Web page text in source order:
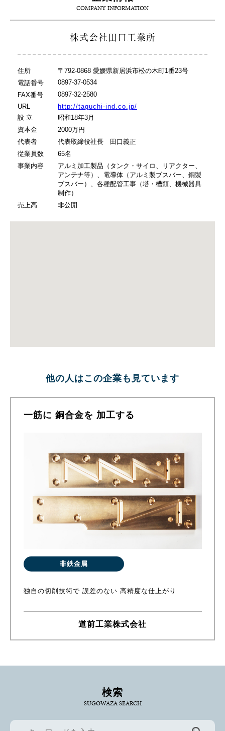
COMPANY INFORMATION
株式会社田口工業所
住所
〒792-0868 愛媛県新居浜市松の木町1番23号
電話番号
0897-37-0534
FAX番号
0897-32-2580
URL
http://taguchi-ind.co.jp/
設 立
昭和18年3月
資本金
2000万円
代表者
代表取締役社長 田口義正
従業員数
65名
事業内容
アルミ加工製品（タンク・サイロ、リアクター、
アンテナ等）、電導体（アルミ製ブスバー、銅製
ブスバー）、各種配管工事（塔・槽類、機械器具
制作）
売上高
非公開
他の人はこの企業も見ています
一筋に 銅合金を 加工する
非鉄金属
独自の切削技術で 誤差のない 高精度な仕上がり
道前工業株式会社
検索
SUGOWAZA SEARCH